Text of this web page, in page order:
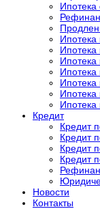
Ипотека
Ипотека
Ипотека
Ипотека
Ипотека
Ипотека
Кредит
Кредит
Кредит
Кредит
Кредит
Новости
Контакты